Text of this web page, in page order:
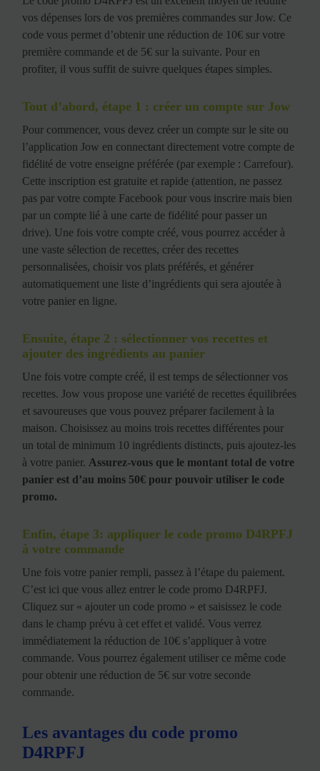
vos dépenses lors de vos premières commandes sur Jow. Ce
code vous permet d’obtenir une réduction de 10€ sur votre
première commande et de 5€ sur la suivante. Pour en
profiter, il vous suffit de suivre quelques étapes simples.
Tout d’abord, étape 1 : créer un compte sur Jow
Pour commencer, vous devez créer un compte sur le site ou
l’application Jow en connectant directement votre compte de
fidélité de votre enseigne préférée (par exemple : Carrefour).
Cette inscription est gratuite et rapide (attention, ne passez
pas par votre compte Facebook pour vous inscrire mais bien
par un compte lié à une carte de fidélité pour passer un
drive). Une fois votre compte créé, vous pourrez accéder à
une vaste sélection de recettes, créer des recettes
personnalisées, choisir vos plats préférés, et générer
automatiquement une liste d’ingrédients qui sera ajoutée à
votre panier en ligne.
Ensuite, étape 2 : sélectionner vos recettes et
ajouter des ingrédients au panier
Une fois votre compte créé, il est temps de sélectionner vos
recettes. Jow vous propose une variété de recettes équilibrées
et savoureuses que vous pouvez préparer facilement à la
maison. Choisissez au moins trois recettes différentes pour
un total de minimum 10 ingrédients distincts, puis ajoutez-les
à votre panier.Assurez-vous que le montant total de votre
panier est d’au moins 50€ pour pouvoir utiliser le code
promo.
Enfin, étape 3: appliquer le code promo D4RPFJ
à votre commande
Une fois votre panier rempli, passez à l’étape du paiement.
C’est ici que vous allez entrer le code promo D4RPFJ.
Cliquez sur « ajouter un code promo » et saisissez le code
dans le champ prévu à cet effet et validé. Vous verrez
immédiatement la réduction de 10€ s’appliquer à votre
commande. Vous pourrez également utiliser ce même code
pour obtenir une réduction de 5€ sur votre seconde
commande.
Les avantages du code promo
D4RPFJ